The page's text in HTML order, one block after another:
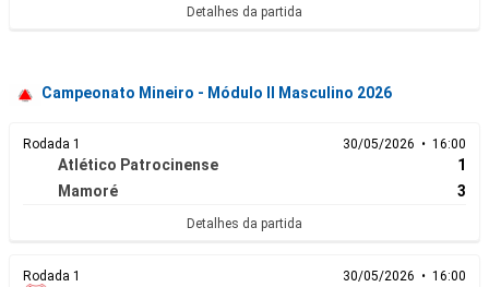
Detalhes da partida
Campeonato Mineiro - Módulo II Masculino 2026
Rodada 1 30/05/2026 • 16:00
Atlético Patrocinense
1
Mamoré
3
Detalhes da partida
Rodada 1 30/05/2026 • 16:00